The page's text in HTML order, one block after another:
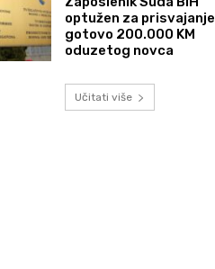
optužen za prisvajanje
gotovo 200.000 KM
oduzetog novca
Učitati više